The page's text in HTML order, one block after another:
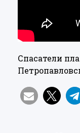
Спасатели